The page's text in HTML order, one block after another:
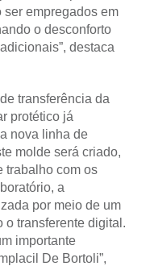
ser empregados em
o desconforto
destaca
transferência da
protético já
nova linha de
molde será criado,
trabalho com os
a
por meio de um
o transferente digital.
importante
De Bortoli”,